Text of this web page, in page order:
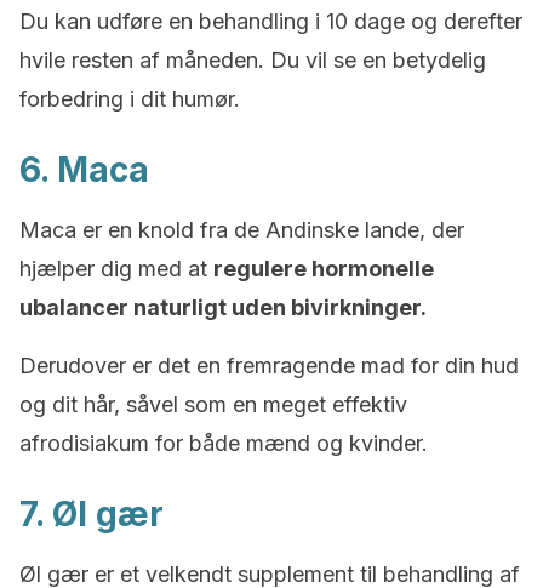
Du kan udføre en behandling i 10 dage og derefter
hvile resten af ​​måneden. Du vil se en betydelig
forbedring i dit humør.
6. Maca
Maca er en knold fra de Andinske lande, der
hjælper dig med at regulere hormonelle
ubalancer naturligt uden bivirkninger.
Derudover er det en fremragende mad for din hud
og dit hår, såvel som en meget effektiv
afrodisiakum for både mænd og kvinder.
7. Øl gær
Øl gær er et velkendt supplement til behandling af